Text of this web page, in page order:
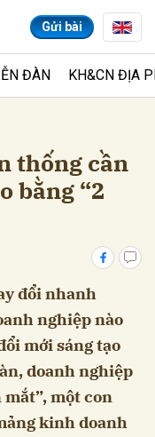
Gửi bài
ĐÀN KH&CN ĐỊA
thống cần
bằng “2
đổi nhanh
nghiệp nào
mới sáng tạo
doanh nghiệp
một con
kinh doanh
Gửi